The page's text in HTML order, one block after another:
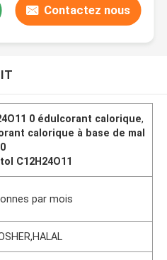
Contactez nous
0 édulcorant calorique,
calorique à base de mal
C12H24O11
par mois